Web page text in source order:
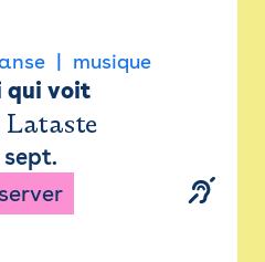
musique
qui voit
Lataste
sept.